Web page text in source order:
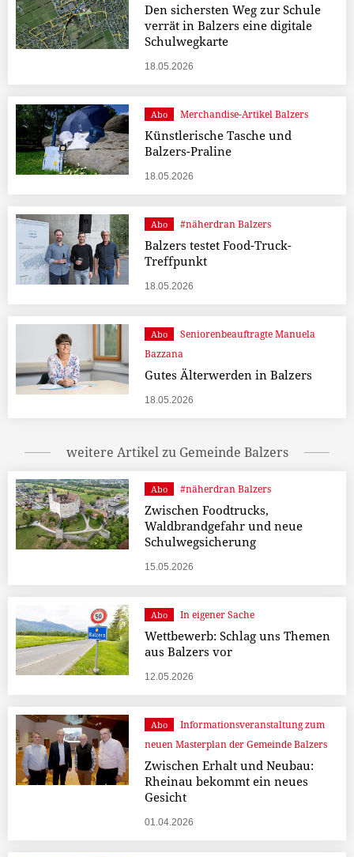
Den sichersten Weg zur Schule
verrät in Balzers eine digitale
Schulwegkarte
18.05.2026
Abo Merchandise-Artikel Balzers
Künstlerische Tasche und
Balzers-Praline
18.05.2026
Abo #näherdran Balzers
Balzers testet Food-Truck-
Treffpunkt
18.05.2026
Abo
Seniorenbeauftragte Manuela
Bazzana
Gutes Älterwerden in Balzers
18.05.2026
weitere Artikel zu Gemeinde Balzers
Abo #näherdran Balzers
Zwischen Foodtrucks,
Waldbrandgefahr und neue
Schulwegsicherung
15.05.2026
Abo In eigener Sache
Wettbewerb: Schlag uns Themen
aus Balzers vor
12.05.2026
Abo
Informationsveranstaltung zum
neuen Masterplan der Gemeinde Balzers
Zwischen Erhalt und Neubau:
Rheinau bekommt ein neues
Gesicht
01.04.2026